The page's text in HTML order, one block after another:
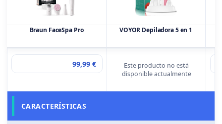
Braun FaceSpa Pro VOYOR Depiladora 5 en 1
99,99 €
Este producto no está
disponible actualmente
CARACTERÍSTICAS